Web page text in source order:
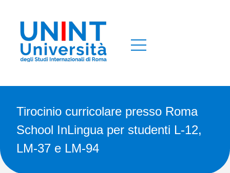
Tirocinio curricolare presso Roma
School InLingua per studenti L-12,
LM-37 e LM-94